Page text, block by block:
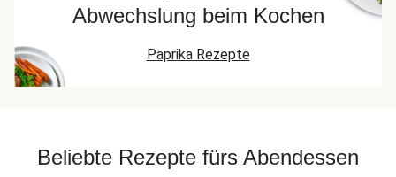
Abwechslung beim Kochen
Paprika Rezepte
Beliebte Rezepte fürs Abendessen